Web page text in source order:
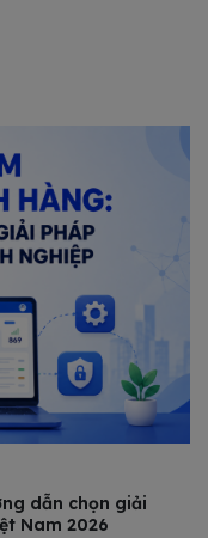
dẫn chọn giải
Nam 2026